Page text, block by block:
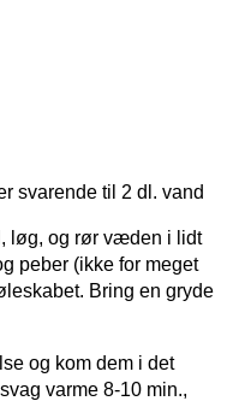
svarende til 2 dl. vand
løg, og rør væden i lidt
peber (ikke for meget
Bring en gryde
og kom dem i det
varme 8-10 min.,